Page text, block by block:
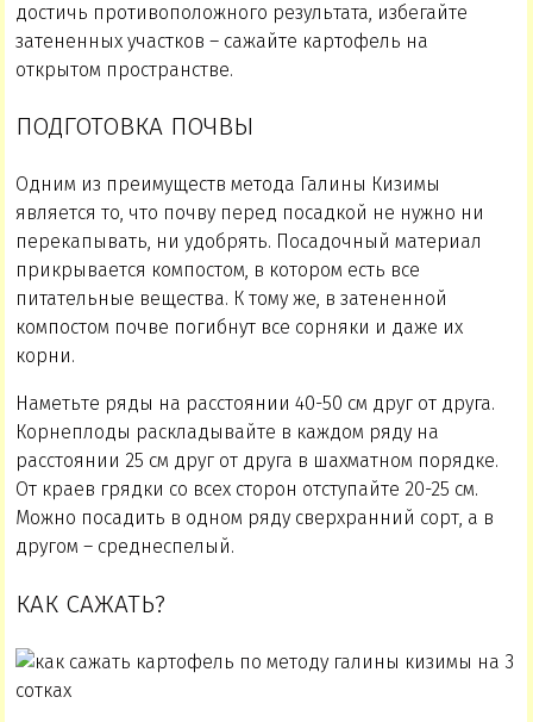
достичь противоположного результата, избегайте
затененных участков – сажайте картофель на
открытом пространстве.
ПОДГОТОВКА ПОЧВЫ
Одним из преимуществ метода Галины Кизимы
является то, что почву перед посадкой не нужно ни
перекапывать, ни удобрять. Посадочный материал
прикрывается компостом, в котором есть все
питательные вещества. К тому же, в затененной
компостом почве погибнут все сорняки и даже их
корни.
Наметьте ряды на расстоянии 40-50 см друг от друга.
Корнеплоды раскладывайте в каждом ряду на
расстоянии 25 см друг от друга в шахматном порядке.
От краев грядки со всех сторон отступайте 20-25 см.
Можно посадить в одном ряду сверхранний сорт, а в
другом – среднеспелый.
КАК САЖАТЬ?